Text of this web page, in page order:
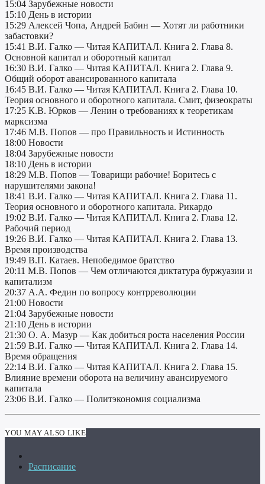
15:04 Зарубежные новости
15:10 День в истории
15:29 Алексей Чопа, Андрей Бабин — Хотят ли работники
забастовки?
15:41 В.И. Галко — Читая КАПИТАЛ. Книга 2. Глава 8.
Основной капитал и оборотный капитал
16:30 В.И. Галко — Читая КАПИТАЛ. Книга 2. Глава 9.
Общий оборот авансированного капитала
16:45 В.И. Галко — Читая КАПИТАЛ. Книга 2. Глава 10.
Теория основного и оборотного капитала. Смит, физеократы
17:25 К.В. Юрков — Ленин о требованиях к теоретикам
марксизма
17:46 М.В. Попов — про Правильность и Истинность
18:00 Новости
18:04 Зарубежные новости
18:10 День в истории
18:29 М.В. Попов — Товарищи рабочие! Боритесь с
нарушителями закона!
18:41 В.И. Галко — Читая КАПИТАЛ. Книга 2. Глава 11.
Теория основного и оборотного капитала. Рикардо
19:02 В.И. Галко — Читая КАПИТАЛ. Книга 2. Глава 12.
Рабочий период
19:26 В.И. Галко — Читая КАПИТАЛ. Книга 2. Глава 13.
Время производства
19:49 В.П. Катаев. Непобедимое братство
20:11 М.В. Попов — Чем отличаются диктатура буржуазии и
капитализм
20:37 А.А. Федин по вопросу контрреволюции
21:00 Новости
21:04 Зарубежные новости
21:10 День в истории
21:30 О. А. Мазур — Как добиться роста населения России
21:59 В.И. Галко — Читая КАПИТАЛ. Книга 2. Глава 14.
Время обращения
22:14 В.И. Галко — Читая КАПИТАЛ. Книга 2. Глава 15.
Влияние времени оборота на величину авансируемого
капитала
23:06 В.И. Галко — Политэкономия социализма
YOU MAY ALSO LIKE
Расписание